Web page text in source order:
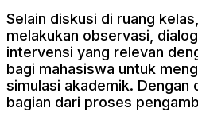
Selain diskusi di ruang
melakukan observasi,
intervensi yang relevan
bagi mahasiswa untuk
simulasi akademik.
bagian dari proses